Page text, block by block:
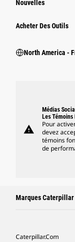
Nouvelles
Acheter Des Outils
North America -
warning
Médias
Les
Pour
devez
témoins
de
Marques Caterpillar
Caterpillar.com